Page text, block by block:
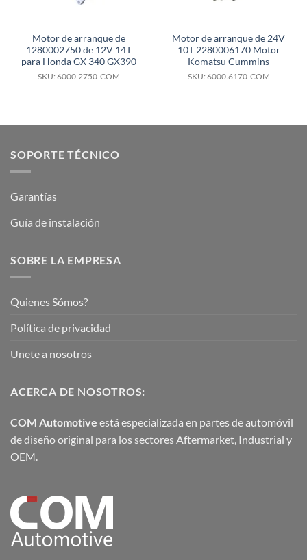
Motor de arranque de
1280002750 de 12V 14T
para Honda GX 340 GX390
SKU: 6000.2750-COM
Motor de arranque de 24V
10T 2280006170 Motor
Komatsu Cummins
SKU: 6000.6170-COM
SOPORTE TÉCNICO
Garantías
Guía de instalación
SOBRE LA EMPRESA
Quienes Sómos?
Política de privacidad
Unete a nosotros
ACERCA DE NOSOTROS:
COM Automotive está especializada en partes de automóvil
de diseño original para los sectores Aftermarket, Industrial y
OEM.